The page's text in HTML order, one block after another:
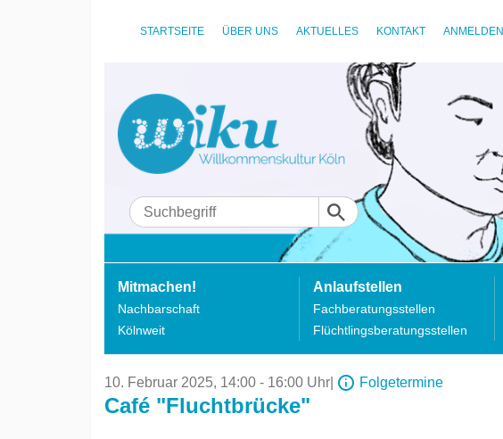
STARTSEITE ÜBER UNS AKTUELLES KONTAKT ANMELDEN
Mitmachen!
Nachbarschaft
Kölnweit
Anlaufstellen
Fachberatungsstellen
Flüchtlingsberatungsstellen
10. Februar 2025, 14:00 - 16:00 Uhr Folgetermine
Café "Fluchtbrücke"